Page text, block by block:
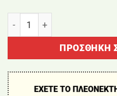
ΠΡΟΣΘΉΚΗ
ΕΧΕΤΕ ΤΟ